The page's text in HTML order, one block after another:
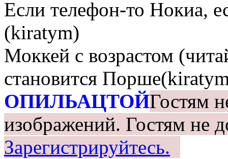
Если телефон-то Нокиа,
(kiratym)
Моккей с возрастом
становится
ОПИЛЬАЦТОЙГостям
изображений. Гостям не
Зарегистрируйтесь.